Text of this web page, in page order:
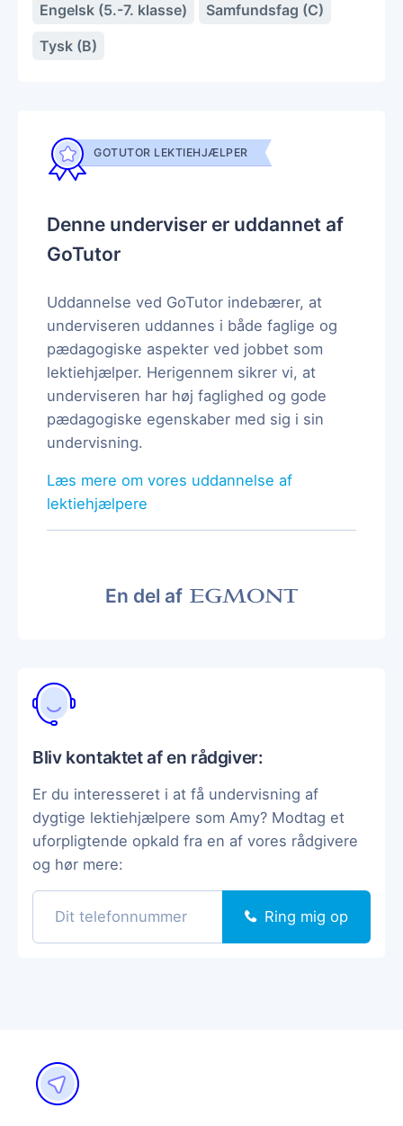
Engelsk (5.-7. klasse)
Samfundsfag (C)
Tysk (B)
GOTUTOR LEKTIEHJÆLPER
Denne underviser er uddannet af
GoTutor
Uddannelse ved GoTutor indebærer, at
underviseren uddannes i både faglige og
pædagogiske aspekter ved jobbet som
lektiehjælper. Herigennem sikrer vi, at
underviseren har høj faglighed og gode
pædagogiske egenskaber med sig i sin
undervisning.
Læs mere om vores uddannelse af
lektiehjælpere
En del af
Bliv kontaktet af en rådgiver:
Er du interesseret i at få undervisning af
dygtige lektiehjælpere som Amy? Modtag et
uforpligtende opkald fra en af vores rådgivere
og hør mere:
Ring mig op